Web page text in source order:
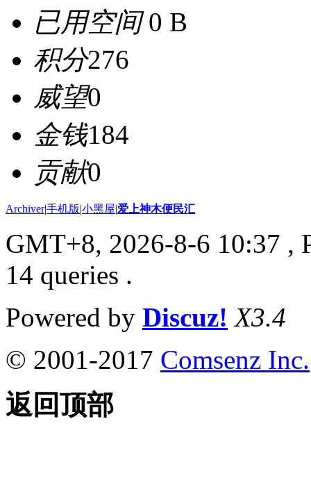
已用空间0 B
积分276
威望0
金钱184
贡献0
Archiver|手机版|小黑屋|爱上神木便民汇
GMT+8, 2026-8-6 10:37 ,
14 queries .
Powered by Discuz! X3.4
© 2001-2017 Comsenz Inc.
返回顶部